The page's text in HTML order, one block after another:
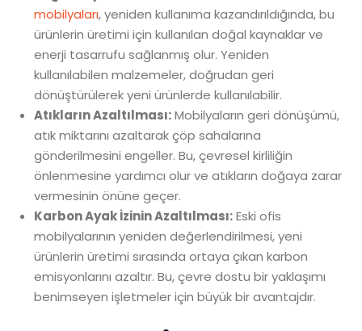
mobilyaları, yeniden kullanıma kazandırıldığında, bu
ürünlerin üretimi için kullanılan doğal kaynaklar ve
enerji tasarrufu sağlanmış olur. Yeniden
kullanılabilen malzemeler, doğrudan geri
dönüştürülerek yeni ürünlerde kullanılabilir.
Atıkların Azaltılması:Mobilyaların geri dönüşümü,
atık miktarını azaltarak çöp sahalarına
gönderilmesini engeller. Bu, çevresel kirliliğin
önlenmesine yardımcı olur ve atıkların doğaya zarar
vermesinin önüne geçer.
Karbon Ayak İzinin Azaltılması:Eski ofis
mobilyalarının yeniden değerlendirilmesi, yeni
ürünlerin üretimi sırasında ortaya çıkan karbon
emisyonlarını azaltır. Bu, çevre dostu bir yaklaşımı
benimseyen işletmeler için büyük bir avantajdır.